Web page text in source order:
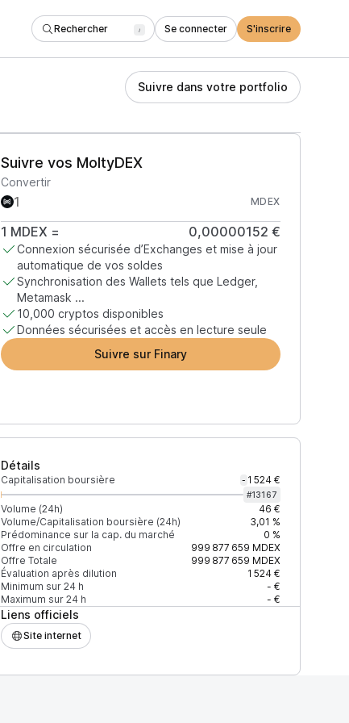
Rechercher / Se connecter S'inscrire
Suivre dans votre portfolio
Suivre vos MoltyDEX
Convertir
MDEX
1 MDEX = 0,00000152 €
Connexion sécurisée d’Exchanges et mise à jour
automatique de vos soldes
Synchronisation des Wallets tels que Ledger,
Metamask ...
10,000 cryptos disponibles
Données sécurisées et accès en lecture seule
Suivre sur Finary
Détails
Capitalisation boursière - 1 524 €
#13167
Volume (24h)
46 €
Volume/Capitalisation boursière (24h)
3,01 %
Prédominance sur la cap. du marché
0 %
Offre en circulation
999 877 659 MDEX
Offre Totale
999 877 659 MDEX
Évaluation après dilution
1 524 €
Minimum sur 24 h
- €
Maximum sur 24 h
- €
Liens officiels
Site internet